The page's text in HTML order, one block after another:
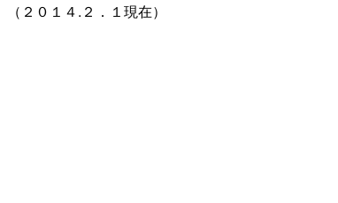
（２０１４.２．１現在）